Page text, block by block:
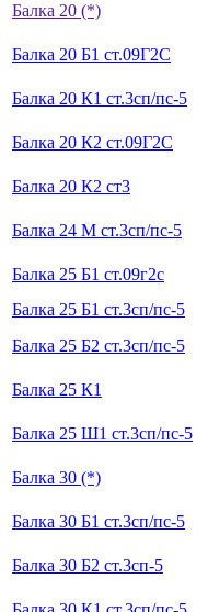
Балка 20 (*)
Балка 20 Б1 ст.09Г2С
Балка 20 К1 ст.3сп/пс-5
Балка 20 К2 ст.09Г2С
Балка 20 К2 ст3
Балка 24 М ст.3сп/пс-5
Балка 25 Б1 ст.09г2с
Балка 25 Б1 ст.3сп/пс-5
Балка 25 Б2 ст.3сп/пс-5
Балка 25 К1
Балка 25 Ш1 ст.3сп/пс-5
Балка 30 (*)
Балка 30 Б1 ст.3сп/пс-5
Балка 30 Б2 ст.3сп-5